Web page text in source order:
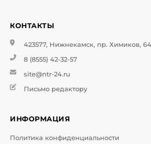
КОНТАКТЫ
423577, Нижнекамск, пр. Химиков,
8 (8555) 42-32-57
site@ntr-24.ru
Письмо редактору
ИНФОРМАЦИЯ
Политика конфиденциальности